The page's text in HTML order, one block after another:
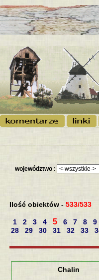
województwo :
Ilość obiektów - 533/533
1 2 3 4 5 6 7 8
9
28
29 30 31 32 33
Chalin